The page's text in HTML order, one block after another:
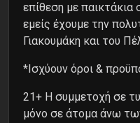
επίθεση με
εμείς έχουμε την
Γιακουμάκη και του
*Ισχύουν όροι &
21+ Η συμμετοχή σε
μόνο σε άτομα άνω